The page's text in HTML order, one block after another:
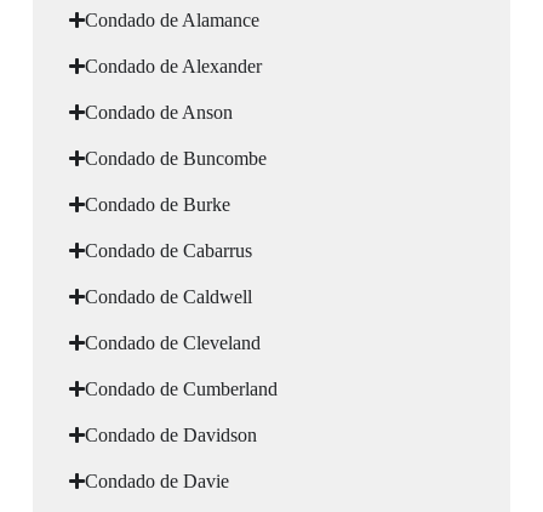
Condado de Alamance
Condado de Alexander
Condado de Anson
Condado de Buncombe
Condado de Burke
Condado de Cabarrus
Condado de Caldwell
Condado de Cleveland
Condado de Cumberland
Condado de Davidson
Condado de Davie